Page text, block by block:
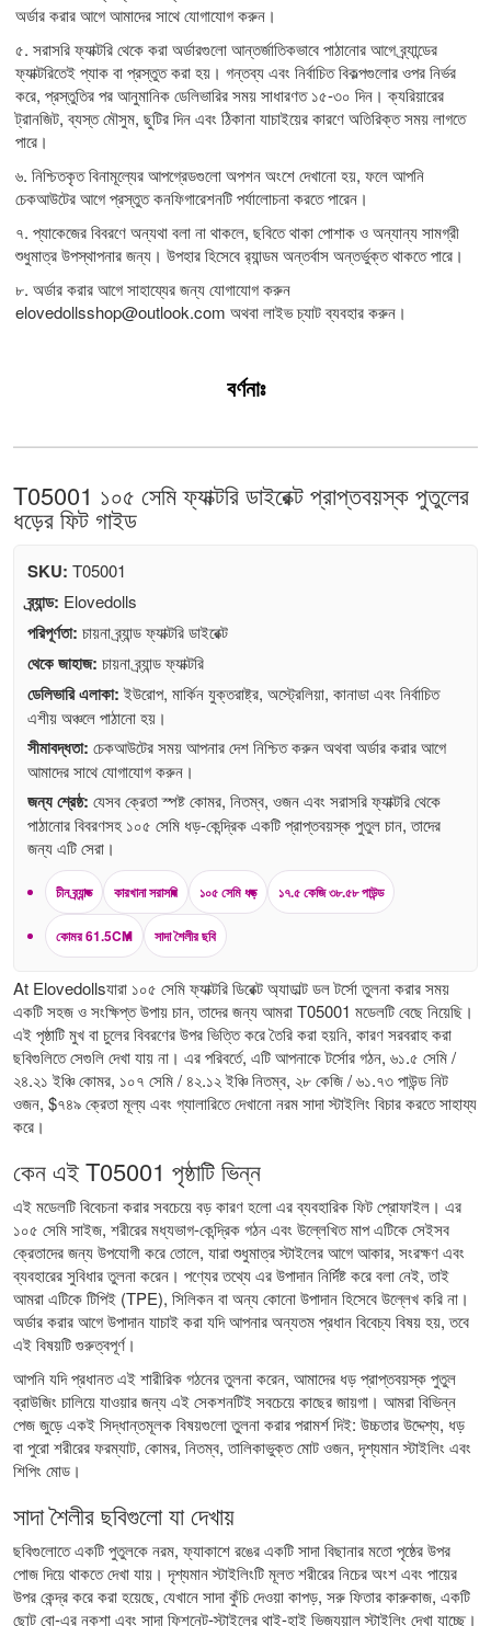
অর্ডার করার আগে আমাদের সাথে যোগাযোগ করুন।
৫. সরাসরি ফ্যাক্টরি থেকে করা অর্ডারগুলো আন্তর্জাতিকভাবে পাঠানোর আগে ব্র্যান্ডের
ফ্যাক্টরিতেই প্যাক বা প্রস্তুত করা হয়। গন্তব্য এবং নির্বাচিত বিকল্পগুলোর ওপর নির্ভর
করে, প্রস্তুতির পর আনুমানিক ডেলিভারির সময় সাধারণত ১৫-৩০ দিন। ক্যরিয়ারের
ট্রানজিট, ব্যস্ত মৌসুম, ছুটির দিন এবং ঠিকানা যাচাইয়ের কারণে অতিরিক্ত সময় লাগতে
পারে।
৬. নিশ্চিতকৃত বিনামূল্যের আপগ্রেডগুলো অপশন অংশে দেখানো হয়, ফলে আপনি
চেকআউটের আগে প্রস্তুত কনফিগারেশনটি পর্যালোচনা করতে পারেন।
৭. প্যাকেজের বিবরণে অন্যথা বলা না থাকলে, ছবিতে থাকা পোশাক ও অন্যান্য সামগ্রী
শুধুমাত্র উপস্থাপনার জন্য। উপহার হিসেবে র‍্যান্ডম অন্তর্বাস অন্তর্ভুক্ত থাকতে পারে।
৮. অর্ডার করার আগে সাহায্যের জন্য যোগাযোগ করুন
elovedollsshop@outlook.com অথবা লাইভ চ্যাট ব্যবহার করুন।
বর্ণনাঃ
T05001 ১০৫ সেমি ফ্যাক্টরি ডাইরেক্ট প্রাপ্তবয়স্ক পুতুলের
ধড়ের ফিট গাইড
SKU: T05001
ব্র্যান্ড: Elovedolls
পরিপূর্ণতা: চায়না ব্র্যান্ড ফ্যাক্টরি ডাইরেক্ট
থেকে জাহাজ: চায়না ব্র্যান্ড ফ্যাক্টরি
ডেলিভারি এলাকা: ইউরোপ, মার্কিন যুক্তরাষ্ট্র, অস্ট্রেলিয়া, কানাডা এবং নির্বাচিত
এশীয় অঞ্চলে পাঠানো হয়।
সীমাবদ্ধতা: চেকআউটের সময় আপনার দেশ নিশ্চিত করুন অথবা অর্ডার করার আগে
আমাদের সাথে যোগাযোগ করুন।
জন্য শ্রেষ্ঠ: যেসব ক্রেতা স্পষ্ট কোমর, নিতম্ব, ওজন এবং সরাসরি ফ্যাক্টরি থেকে
পাঠানোর বিবরণসহ ১০৫ সেমি ধড়-কেন্দ্রিক একটি প্রাপ্তবয়স্ক পুতুল চান, তাদের
জন্য এটি সেরা।
চীন ব্র্যান্ড কারখানা সরাসরি ১০৫ সেমি ধড় ১৭.৫ কেজি ৩৮.৫৮ পাউন্ড
কোমর 61.5CM সাদা শৈলীর ছবি
At Elovedollsযারা ১০৫ সেমি ফ্যাক্টরি ডিরেক্ট অ্যাডাল্ট ডল টর্সো তুলনা করার সময়
একটি সহজ ও সংক্ষিপ্ত উপায় চান, তাদের জন্য আমরা T05001 মডেলটি বেছে নিয়েছি।
এই পৃষ্ঠাটি মুখ বা চুলের বিবরণের উপর ভিত্তি করে তৈরি করা হয়নি, কারণ সরবরাহ করা
ছবিগুলিতে সেগুলি দেখা যায় না। এর পরিবর্তে, এটি আপনাকে টর্সোর গঠন, ৬১.৫ সেমি /
২৪.২১ ইঞ্চি কোমর, ১০৭ সেমি / ৪২.১২ ইঞ্চি নিতম্ব, ২৮ কেজি / ৬১.৭৩ পাউন্ড নিট
ওজন, $৭৪৯ ক্রেতা মূল্য এবং গ্যালারিতে দেখানো নরম সাদা স্টাইলিং বিচার করতে সাহায্য
করে।
কেন এই T05001 পৃষ্ঠাটি ভিন্ন
এই মডেলটি বিবেচনা করার সবচেয়ে বড় কারণ হলো এর ব্যবহারিক ফিট প্রোফাইল। এর
১০৫ সেমি সাইজ, শরীরের মধ্যভাগ-কেন্দ্রিক গঠন এবং উল্লেখিত মাপ এটিকে সেইসব
ক্রেতাদের জন্য উপযোগী করে তোলে, যারা শুধুমাত্র স্টাইলের আগে আকার, সংরক্ষণ এবং
ব্যবহারের সুবিধার তুলনা করেন। পণ্যের তথ্যে এর উপাদান নির্দিষ্ট করে বলা নেই, তাই
আমরা এটিকে টিপিই (TPE), সিলিকন বা অন্য কোনো উপাদান হিসেবে উল্লেখ করি না।
অর্ডার করার আগে উপাদান যাচাই করা যদি আপনার অন্যতম প্রধান বিবেচ্য বিষয় হয়, তবে
এই বিষয়টি গুরুত্বপূর্ণ।
আপনি যদি প্রধানত এই শারীরিক গঠনের তুলনা করেন, আমাদেরধড় প্রাপ্তবয়স্ক পুতুল
ব্রাউজিং চালিয়ে যাওয়ার জন্য এই সেকশনটিই সবচেয়ে কাছের জায়গা। আমরা বিভিন্ন
পেজ জুড়ে একই সিদ্ধান্তমূলক বিষয়গুলো তুলনা করার পরামর্শ দিই: উচ্চতার উদ্দেশ্য, ধড়
বা পুরো শরীরের ফরম্যাট, কোমর, নিতম্ব, তালিকাভুক্ত মোট ওজন, দৃশ্যমান স্টাইলিং এবং
শিপিং মোড।
সাদা শৈলীর ছবিগুলো যা দেখায়
ছবিগুলোতে একটি পুতুলকে নরম, ফ্যাকাশে রঙের একটি সাদা বিছানার মতো পৃষ্ঠের উপর
পোজ দিয়ে থাকতে দেখা যায়। দৃশ্যমান স্টাইলিংটি মূলত শরীরের নিচের অংশ এবং পায়ের
উপর কেন্দ্র করে করা হয়েছে, যেখানে সাদা কুঁচি দেওয়া কাপড়, সরু ফিতার কারুকাজ, একটি
ছোট বো-এর নকশা এবং সাদা ফিশনেট-স্টাইলের থাই-হাই ভিজ্যুয়াল স্টাইলিং দেখা যাচ্ছে।